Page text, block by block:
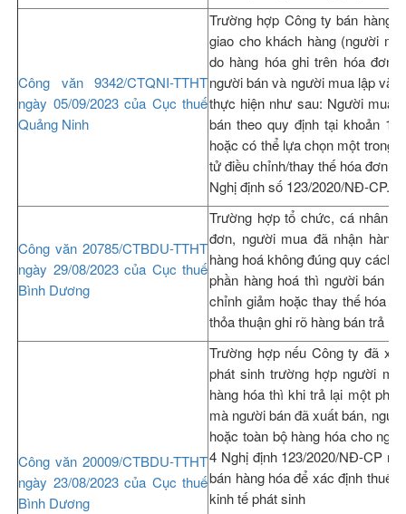
Công văn 9342/CTQNI-TTHT
ngày 05/09/2023 của Cục thuế
Quảng Ninh
Trường hợp Công ty bán hàng
giao cho khách hàng (người
do hàng hóa ghi trên hóa đơn
người bán và người mua lập
thực hiện như sau: Người mua
bán theo quy định tại khoản 1
hoặc có thể lựa chọn một trong
tử điều chỉnh/thay thế hóa đơn
Nghị định số 123/2020/NĐ-CP.
Công văn 20785/CTBDU-TTHT
ngày 29/08/2023 của Cục thuế
Bình Dương
Trường hợp tổ chức, cá nhân
đơn, người mua đã nhận
hàng hoá không đúng quy
phần hàng hoá thì người bán
chỉnh giảm hoặc thay thế hóa
thỏa thuận ghi rõ hàng bán trả
Công văn 20009/CTBDU-TTHT
ngày 23/08/2023 của Cục thuế
Bình Dương
Trường hợp nếu Công ty đã
phát sinh trường hợp người
hàng hóa thì khi trả lại một
mà người bán đã xuất bán,
hoặc toàn bộ hàng hóa cho
4 Nghị định 123/2020/NĐ-CP
bán hàng hóa để xác định thuế
kinh tế phát sinh